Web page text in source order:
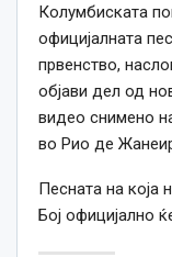
Колумбиската
официјалната
првенство,
објави дел од
видео снимено
во Рио де
Песната на која
Бој официјално